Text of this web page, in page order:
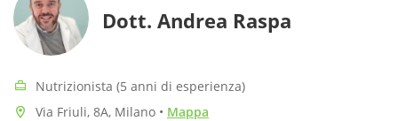
Dott. Andrea Raspa
Nutrizionista (5 anni di esperienza)
Via Friuli, 8A, Milano • Mappa